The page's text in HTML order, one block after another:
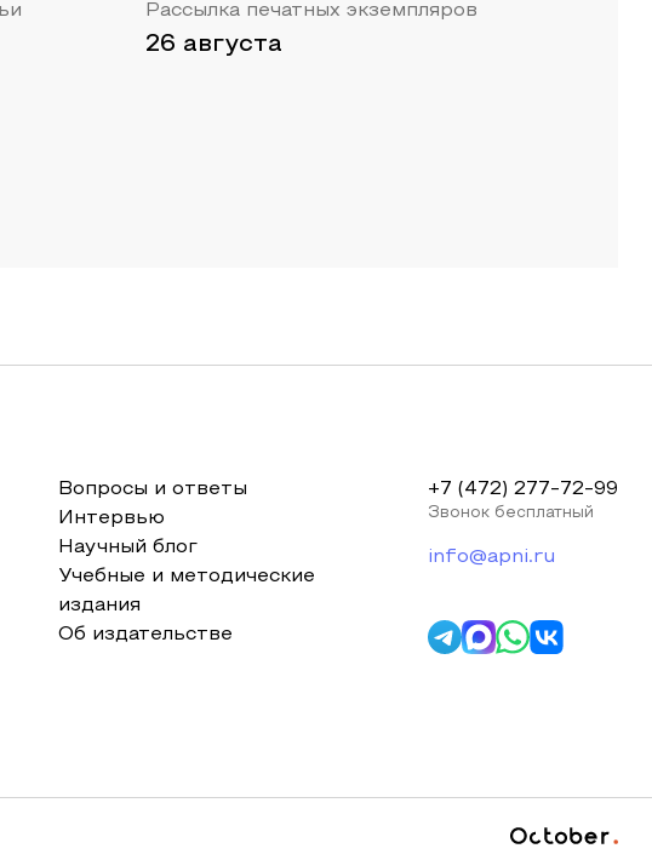
Рассылка печатных экземпляров
26 августа
Вопросы и ответы
Интервью
Научный блог
Учебные и методические
издания
Об издательстве
+7 (472) 277-72-99
Звонок бесплатный
info@apni.ru